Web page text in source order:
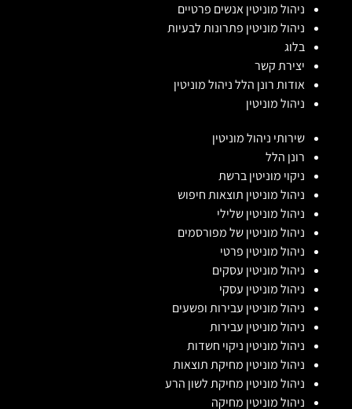
ניהול מוניטין אנשים פרטיים
ניהול מוניטין פתרונות לבעיות
בלוג
יצירת קשר
אודות רונן הלל ניהול מוניטין
ניהול מוניטין
שירותי ניהול מוניטין
רונן הלל
ניקוי מוניטין ברשת
ניהול מוניטין תוצאות חיפוש
ניהול מוניטין שלילי
ניהול מוניטין של מפורסמים
ניהול מוניטין פרטי
ניהול מוניטין עסקים
ניהול מוניטין עסקי
ניהול מוניטין עבירות ופשעים
ניהול מוניטין עבירות
ניהול מוניטין ניקוי חשדות
ניהול מוניטין מחיקת תוצאות
ניהול מוניטין מחיקת לשון הרע
ניהול מוניטין מחיקה